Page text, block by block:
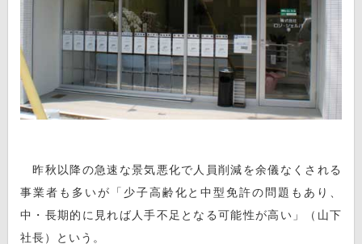
昨秋以降の急速な景気悪化で人員削減を余儀なくされる
事業者も多いが「少子高齢化と中型免許の問題もあり、
中・長期的に見れば人手不足となる可能性が高い」（山下
社長）という。